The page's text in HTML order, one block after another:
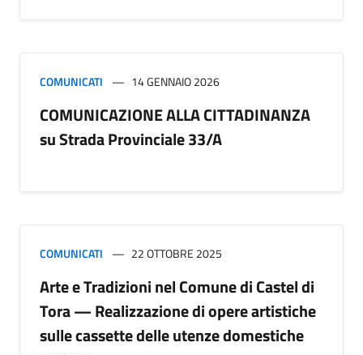
COMUNICATI 14 GENNAIO 2026
COMUNICAZIONE ALLA CITTADINANZA
su Strada Provinciale 33/A
COMUNICATI 22 OTTOBRE 2025
Arte e Tradizioni nel Comune di Castel di
Tora — Realizzazione di opere artistiche
sulle cassette delle utenze domestiche